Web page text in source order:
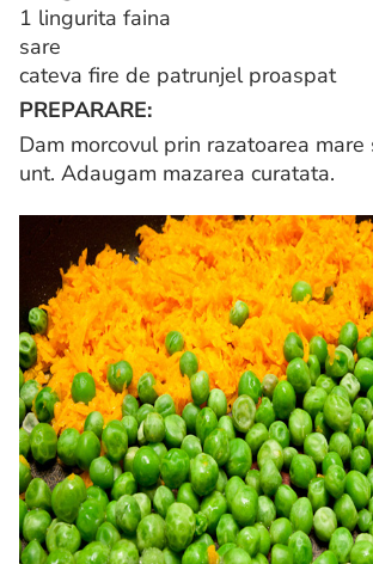
1 lingurita faina
sare
cateva fire de patrunjel proaspat
PREPARARE:
Dam morcovul prin razatoarea mare
unt. Adaugam mazarea curatata.